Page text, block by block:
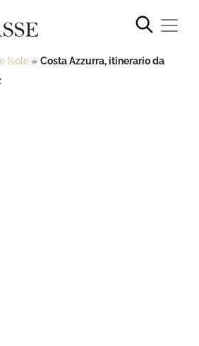
Isole » Costa Azzurra, itinerario da